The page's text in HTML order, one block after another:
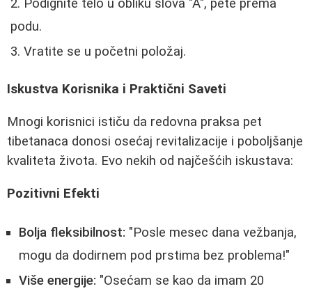
Podignite telo u obliku slova "A", pete prema
podu.
Vratite se u početni položaj.
Iskustva Korisnika i Praktični Saveti
Mnogi korisnici ističu da redovna praksa pet
tibetanaca donosi osećaj revitalizacije i poboljšanje
kvaliteta života. Evo nekih od najčešćih iskustava:
Pozitivni Efekti
Bolja fleksibilnost: "Posle mesec dana vežbanja,
mogu da dodirnem pod prstima bez problema!"
Više energije: "Osećam se kao da imam 20